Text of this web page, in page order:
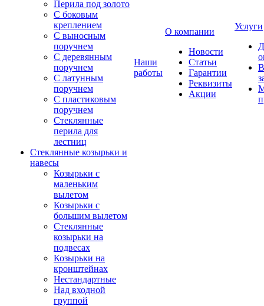
Перила под золото
С боковым
креплением
С выносным
поручнем
С деревянным
поручнем
С латунным
поручнем
С пластиковым
поручнем
Стеклянные
перила для
лестниц
Стеклянные козырьки и
навесы
Козырьки с
маленьким
вылетом
Козырьки с
большим вылетом
Стеклянные
козырьки на
подвесах
Козырьки на
кронштейнах
Нестандартные
Над входной
группой
Наши
работы
О компании
Новости
Статьи
Гарантии
Реквизиты
Акции
Услуги